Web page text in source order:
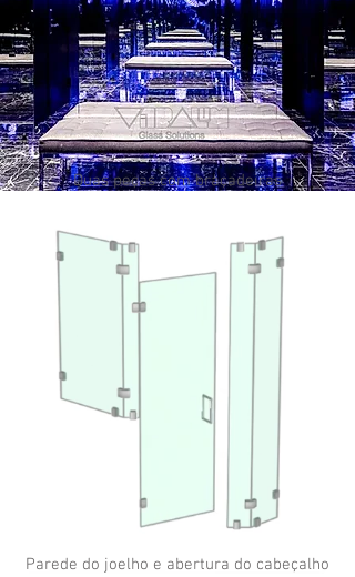
Duas peças com braçadeiras
Parede do joelho e abertura do cabeçalho